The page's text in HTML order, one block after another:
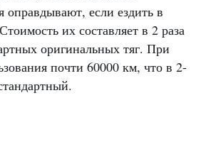
оправдывают, если ездить в
их составляет в 2 раза
оригинальных тяг. При
почти 60000 км, что в 2-